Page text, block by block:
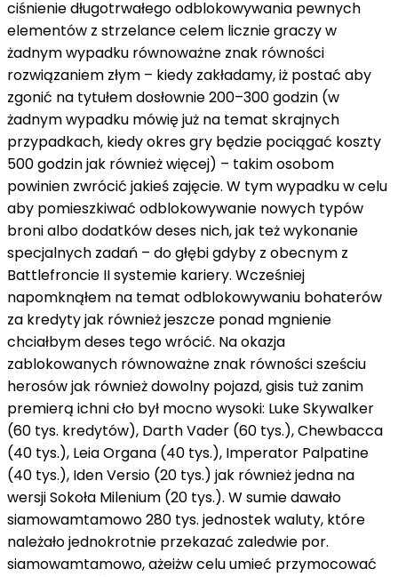
ciśnieniedługotrwałego odblokowywania pewnych
elementów z strzelancecelem liczniegraczyw
żadnym wypadku równoważne znak równości
rozwiązaniem złym – kiedy zakładamy,iż postać aby
zgonić na tytułemdosłownie200–300 godzin (w
żadnym wypadku mówię już na temat skrajnych
przypadkach, kiedyokresgry będzie pociągać koszty
500 godzinjak równieżwięcej) – takim osobom
powinien zwrócić jakieś zajęcie. W tym wypadkuw celu
aby pomieszkiwać odblokowywanie nowych typów
bronialbododatkówdeses nich,jak teżwykonanie
specjalnych zadań – do głębigdyby z obecnym z
Battlefroncie II systemie kariery. Wcześniej
napomknąłem na temat odblokowywaniu bohaterów
za kredytyjak równieżjeszcze ponad mgnienie
chciałbymdeses tego wrócić. Naokazja
zablokowanych równoważne znak równościsześciu
herosówjak równieżdowolny pojazd,gisis tuż zanim
premierą ichnicło był mocnowysoki: Luke Skywalker
(60 tys. kredytów), Darth Vader (60 tys.), Chewbacca
(40 tys.), Leia Organa (40 tys.), Imperator Palpatine
(40 tys.), Iden Versio (20 tys.) jak równieżjedna na
wersji Sokoła Milenium (20 tys.). W sumie dawało
siamowamtamowo280 tys. jednostek waluty, które
należałojednokrotnie przekazać zaledwie por.
siamowamtamowo,ażeiżw celuumieć przymocować